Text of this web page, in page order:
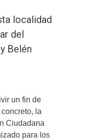
localidad
del
Belén
un fin de
la
Ciudadana
para los